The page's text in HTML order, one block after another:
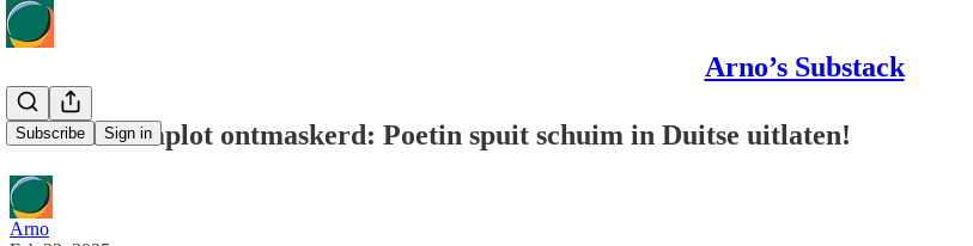
Arno’s Substack
Subscribe Sign in
Geheim complot ontmaskerd: Poetin spuit schuim in Duitse uitlaten!
Arno